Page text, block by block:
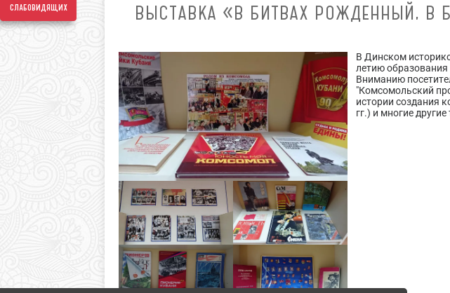
слабовидящих
ВЫСТАВКА «В БИТВАХ РОЖДЕННЫЙ, В
В Динском
летию
Вниманию
"Комсомольский
истории создания
гг.) и многие